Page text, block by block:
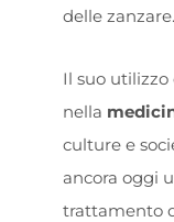
delle zanzare.
Il suo
nella
culture e
ancora oggi
trattamento